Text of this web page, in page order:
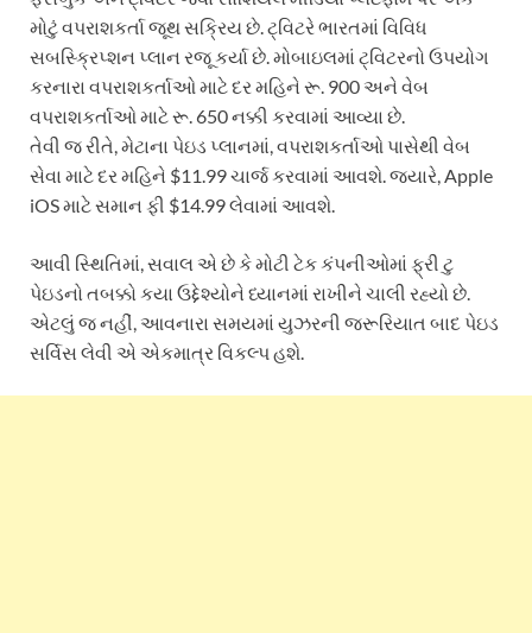
મોટું વપરાશકર્તા જૂથ સક્રિય છે. ટ્વિટરે ભારતમાં વિવિધ
સબસ્ક્રિપ્શન પ્લાન રજૂ કર્યા છે. મોબાઇલમાં ટ્વિટરનો ઉપયોગ
કરનારા વપરાશકર્તાઓ માટે દર મહિને રૂ. 900 અને વેબ
વપરાશકર્તાઓ માટે રૂ. 650 નક્કી કરવામાં આવ્યા છે.
તેવી જ રીતે, મેટાના પેઇડ પ્લાનમાં, વપરાશકર્તાઓ પાસેથી વેબ
સેવા માટે દર મહિને $11.99 ચાર્જ કરવામાં આવશે. જ્યારે, Apple
iOS માટે સમાન ફી $14.99 લેવામાં આવશે.
આવી સ્થિતિમાં, સવાલ એ છે કે મોટી ટેક કંપનીઓમાં ફ્રી ટુ
પેઇડનો તબક્કો કયા ઉદ્દેશ્યોને ધ્યાનમાં રાખીને ચાલી રહ્યો છે.
એટલું જ નહીં, આવનારા સમયમાં યુઝરની જરૂરિયાત બાદ પેઇડ
સર્વિસ લેવી એ એકમાત્ર વિકલ્પ હશે.